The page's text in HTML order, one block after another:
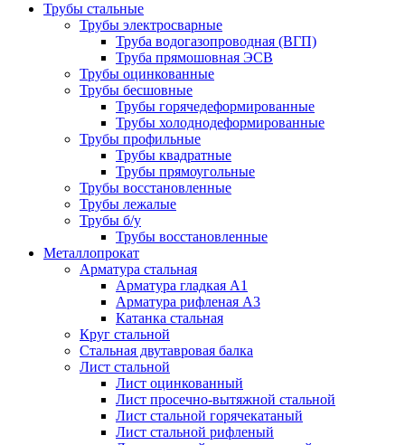
Трубы стальные
Трубы электросварные
Труба водогазопроводная (ВГП)
Труба прямошовная ЭСВ
Трубы оцинкованные
Трубы бесшовные
Трубы горячедеформированные
Трубы холоднодеформированные
Трубы профильные
Трубы квадратные
Трубы прямоугольные
Трубы восстановленные
Трубы лежалые
Трубы б/у
Трубы восстановленные
Металлопрокат
Арматура стальная
Арматура гладкая А1
Арматура рифленая А3
Катанка стальная
Круг стальной
Стальная двутавровая балка
Лист стальной
Лист оцинкованный
Лист просечно-вытяжной стальной
Лист стальной горячекатаный
Лист стальной рифленый